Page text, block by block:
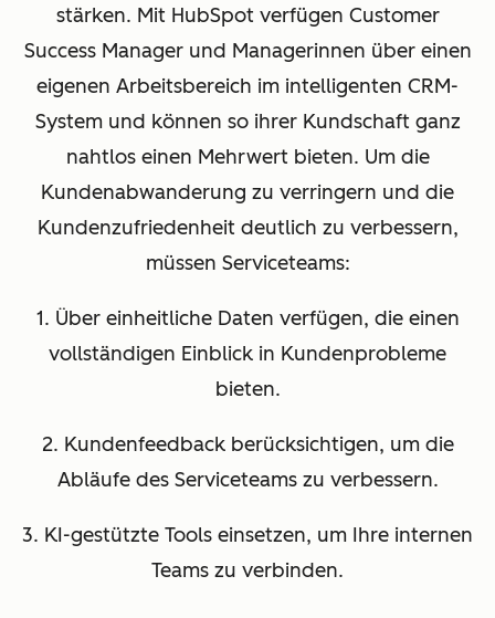
stärken. Mit HubSpot verfügen Customer
Success Manager und Managerinnen über einen
eigenen Arbeitsbereich im intelligenten CRM-
System und können so ihrer Kundschaft ganz
nahtlos einen Mehrwert bieten. Um die
Kundenabwanderung zu verringern und die
Kundenzufriedenheit deutlich zu verbessern,
müssen Serviceteams:
1. Über einheitliche Daten verfügen, die einen
vollständigen Einblick in Kundenprobleme
bieten.
2. Kundenfeedback berücksichtigen, um die
Abläufe des Serviceteams zu verbessern.
3. KI-gestützte Tools einsetzen, um Ihre internen
Teams zu verbinden.